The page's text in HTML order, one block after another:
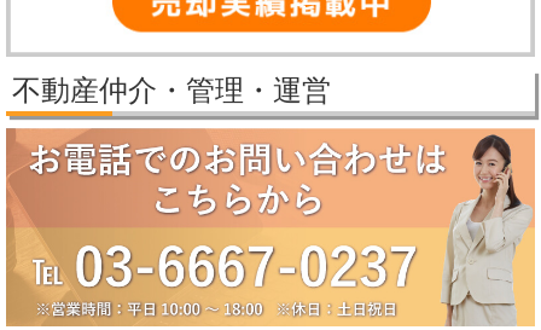
新規物件公開しました。
2025/9/29
パレステージ日吉さくらが丘価格改定しました。
2025/9/5
賃貸物件公開しました。
2025/8/5
2025年夏季休業のお知らせ（8月10日～8月18日）
誠に勝手ながら、弊社では下記の期間を夏季休業とさせていただきま
す。
【夏季休業期間】
2025年8月10日（日）～2025年8月18日（月）
休業期間中にいただいたお問い合わせ等につきましては、8月19日
（火）より順次対応させていただきます。
2025/6/17
不動産仲介・管理・運営